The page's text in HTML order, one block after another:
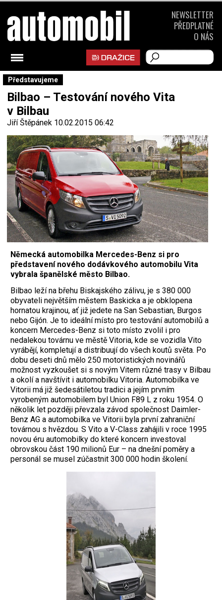
Představujeme
Bilbao – Testování nového Vita
v Bilbau
Jiří Štěpánek 10.02.2015 06:42
Německá automobilka Mercedes-Benz si pro
představení nového dodávkového automobilu Vita
vybrala španělské město Bilbao.
Bilbao leží na břehu Biskajského zálivu, je s 380 000
obyvateli největším městem Baskicka a je obklopena
hornatou krajinou, ať již jedete na San Sebastian, Burgos
nebo Gijón. Je to ideální místo pro testování automobilů a
koncern Mercedes-Benz si toto místo zvolil i pro
nedalekou továrnu ve městě Vitoria, kde se vozidla Vito
vyrábějí, kompletují a distribuují do všech koutů světa. Po
dobu deseti dnů mělo 250 motoristických novinářů
možnost vyzkoušet si s novým Vitem různé trasy v Bilbau
a okolí a navštívit i automobilku Vitoria. Automobilka ve
Vitorii má již šedesátiletou tradici a jejím prvním
vyrobeným automobilem byl Union F89 L z roku 1954. O
několik let později převzala závod společnost Daimler-
Benz AG a automobilka ve Vitorii byla první zahraniční
továrnou s hvězdou. S Vito a V-Class zahájili v roce 1995
novou éru automobilky do které koncern investoval
obrovskou část 190 milionů Eur – na dnešní poměry a
personál se musel zúčastnit 300 000 hodin školení.
NEWSLETTER
PŘEDPLATNÉ
O NÁS